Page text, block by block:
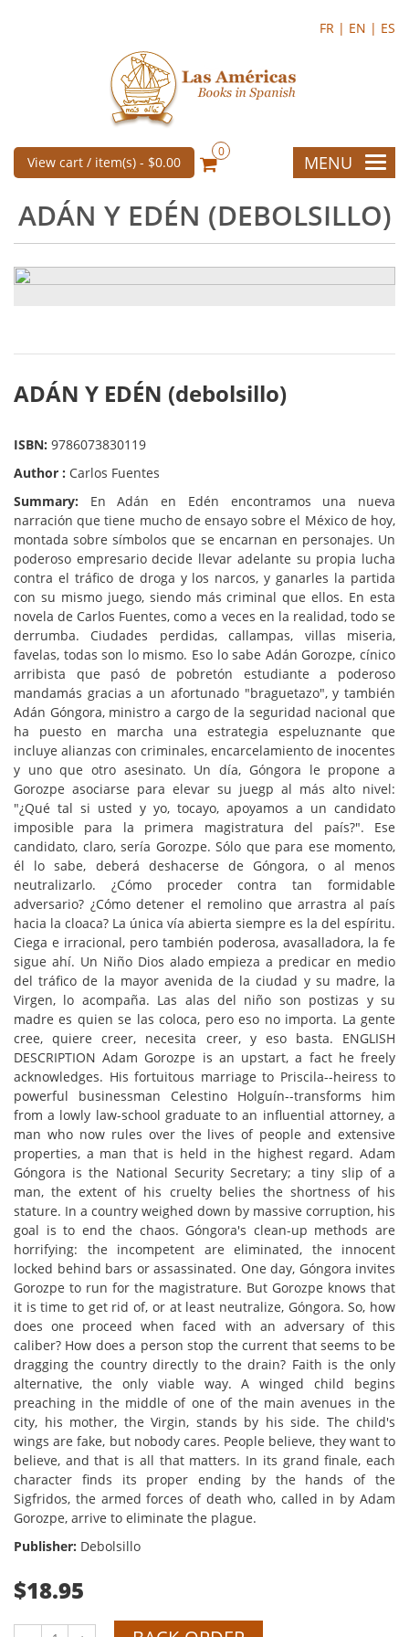
FR | EN | ES
View cart / item(s) - $0.00
0
MENU
ADÁN Y EDÉN (DEBOLSILLO)
ADÁN Y EDÉN (debolsillo)
ISBN: 9786073830119
Author : Carlos Fuentes
Summary: En Adán en Edén encontramos una nueva
narración que tiene mucho de ensayo sobre el México de hoy,
montada sobre símbolos que se encarnan en personajes. Un
poderoso empresario decide llevar adelante su propia lucha
contra el tráfico de droga y los narcos, y ganarles la partida
con su mismo juego, siendo más criminal que ellos. En esta
novela de Carlos Fuentes, como a veces en la realidad, todo se
derrumba. Ciudades perdidas, callampas, villas miseria,
favelas, todas son lo mismo. Eso lo sabe Adán Gorozpe, cínico
arribista que pasó de pobretón estudiante a poderoso
mandamás gracias a un afortunado "braguetazo", y también
Adán Góngora, ministro a cargo de la seguridad nacional que
ha puesto en marcha una estrategia espeluznante que
incluye alianzas con criminales, encarcelamiento de inocentes
y uno que otro asesinato. Un día, Góngora le propone a
Gorozpe asociarse para elevar su juegp al más alto nivel:
"¿Qué tal si usted y yo, tocayo, apoyamos a un candidato
imposible para la primera magistratura del país?". Ese
candidato, claro, sería Gorozpe. Sólo que para ese momento,
él lo sabe, deberá deshacerse de Góngora, o al menos
neutralizarlo. ¿Cómo proceder contra tan formidable
adversario? ¿Cómo detener el remolino que arrastra al país
hacia la cloaca? La única vía abierta siempre es la del espíritu.
Ciega e irracional, pero también poderosa, avasalladora, la fe
sigue ahí. Un Niño Dios alado empieza a predicar en medio
del tráfico de la mayor avenida de la ciudad y su madre, la
Virgen, lo acompaña. Las alas del niño son postizas y su
madre es quien se las coloca, pero eso no importa. La gente
cree, quiere creer, necesita creer, y eso basta. ENGLISH
DESCRIPTION Adam Gorozpe is an upstart, a fact he freely
acknowledges. His fortuitous marriage to Priscila--heiress to
powerful businessman Celestino Holguín--transforms him
from a lowly law-school graduate to an influential attorney, a
man who now rules over the lives of people and extensive
properties, a man that is held in the highest regard. Adam
Góngora is the National Security Secretary; a tiny slip of a
man, the extent of his cruelty belies the shortness of his
stature. In a country weighed down by massive corruption, his
goal is to end the chaos. Góngora's clean-up methods are
horrifying: the incompetent are eliminated, the innocent
locked behind bars or assassinated. One day, Góngora invites
Gorozpe to run for the magistrature. But Gorozpe knows that
it is time to get rid of, or at least neutralize, Góngora. So, how
does one proceed when faced with an adversary of this
caliber? How does a person stop the current that seems to be
dragging the country directly to the drain? Faith is the only
alternative, the only viable way. A winged child begins
preaching in the middle of one of the main avenues in the
city, his mother, the Virgin, stands by his side. The child's
wings are fake, but nobody cares. People believe, they want to
believe, and that is all that matters. In its grand finale, each
character finds its proper ending by the hands of the
Sigfridos, the armed forces of death who, called in by Adam
Gorozpe, arrive to eliminate the plague.
Publisher: Debolsillo
$18.95